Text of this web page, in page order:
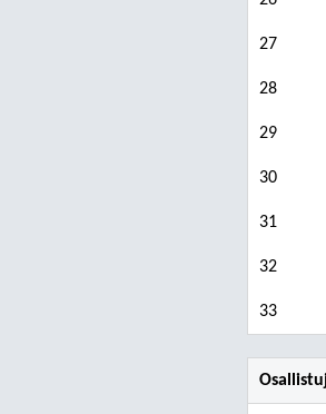
27
28
29
30
31
32
33